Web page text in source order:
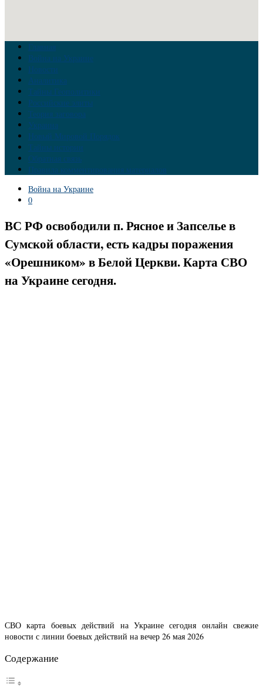
Главная
Война на Украине
Новости
Аналитика
Тайны Геополитики
Российские элиты
Теория заговора
Украина
Новый Мировой Порядок
Тайны истории
Обратная связь
Правила комментирования материалов
Война на Украине
0
ВС РФ освободили п. Рясное и Запселье в
Сумской области, есть кадры поражения
«Орешником» в Белой Церкви. Карта СВО
на Украине сегодня.
СВО карта боевых действий на Украине сегодня онлайн свежие
новости с линии боевых действий на вечер 26 мая 2026
Содержание